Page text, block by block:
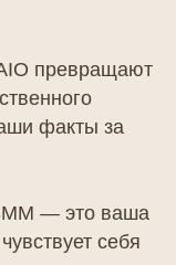
превращают
факты за
— это ваша
себя